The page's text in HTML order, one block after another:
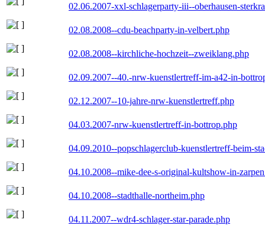
02.06.2007-xxl-schlagerparty-iii--oberhausen-
02.08.2008--cdu-beachparty-in-velbert.php
02.08.2008--kirchliche-hochzeit--zweiklang.php
02.09.2007--40.-nrw-kuenstlertreff-im-a42-in-
02.12.2007--10-jahre-nrw-kuenstlertreff.php
04.03.2007-nrw-kuenstlertreff-in-bottrop.php
04.09.2010--popschlagerclub-kuenstlertreff-beim-
04.10.2008--mike-dee-s-original-kultshow-in-
04.10.2008--stadthalle-northeim.php
04.11.2007--wdr4-schlager-star-parade.php